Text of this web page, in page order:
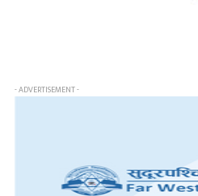
- ADVERTISEMENT -